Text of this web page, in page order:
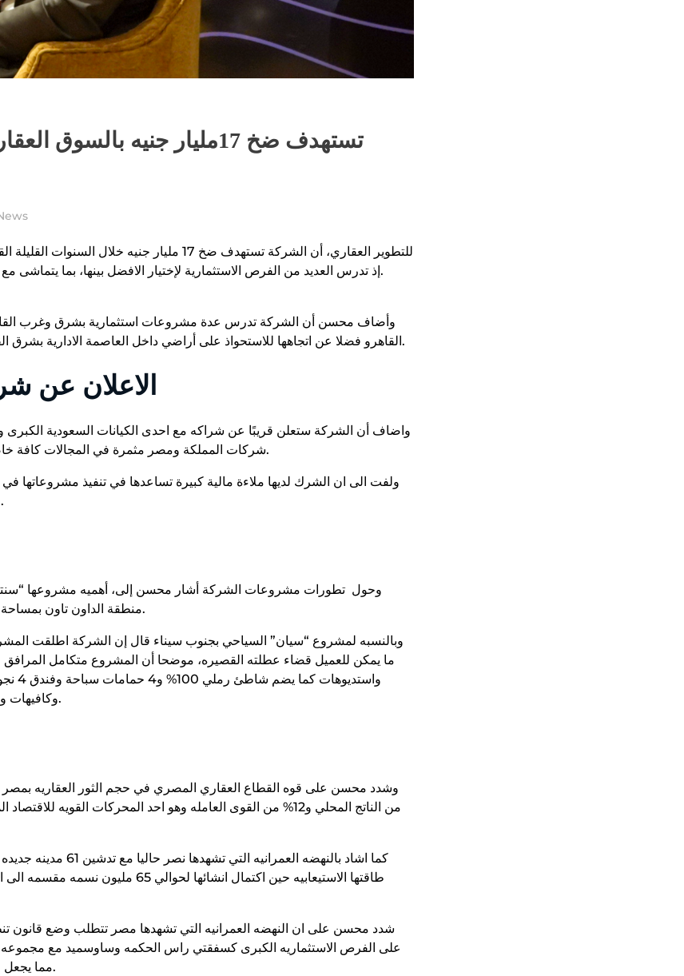
إذ تدرس العديد من الفرص الاستثمارية لإختيار الافضل بينها، بما يتماشى مع استراتيجيتها الثابته في اختيار افضل المواقع لتحقيق افضل عائد لعملائها.
وأضاف محسن أن الشركة تدرس عدة مشروعات استثمارية بشرق وغرب
القاهرو فضلا عن اتجاهها للاستحواذ على أراضي داخل العاصمة الادارية بشرق القاهرة في ظل القيمة الاستثمارية للمشروعات داخلها والعوائد الجيده لها.
الاعلان عن
واضاف أن الشركة ستعلن قريبًا عن شراكه مع احدى الكيانات السعودية الكبرى
شركات المملكة ومصر مثمرة في المجالات كافة خاصه العقار، كما اثبتت التجارب السابقةة على نجاح ذلك التعاون المستمر.
ولفت الى ان الشرك لديها ملاءة مالية كبيرة تساعدها في تنفيذ مشروعاتها في
محفظة استثمارية متنوعة ما بين الصناعة والتطوير العقاري والمقاولات.
وحول تطورات مشروعات الشركة أشار محسن إلى، أهميه مشروعها
منطقة الداون تاون بمساحة 5231 م٢، والمول مكون من طابق أرضي بالاضافة الى 15 طابقًا متكررا.
وكافيهات ومطاعم ما يجعل المشروع متكامل الخدمات وصالح للإقامة طوال العام.
من الناتج المحلي و12% من القوى العامله وهو احد المحركات
على الفرص الاستثماريه الكبرى كسفقتي راس الحكمه وساوسميد مع
مما يجعل قانون تنظيم المهنه مطلب ضروري ووفوري لا يتحمل المزيد من التاخير.